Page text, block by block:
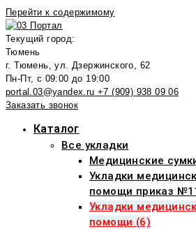
Перейти к содержимому
Текущий город:
Тюмень
г. Тюмень, ул. Дзержинского, 62
Пн-Пт, с 09:00 до 19:00
portal.03@yandex.ru +7 (909) 938 09 06
Заказать звонок
Каталог
Все укладки
Медицинские
Укладки
помощи приказ
Укладки
помощи (6)